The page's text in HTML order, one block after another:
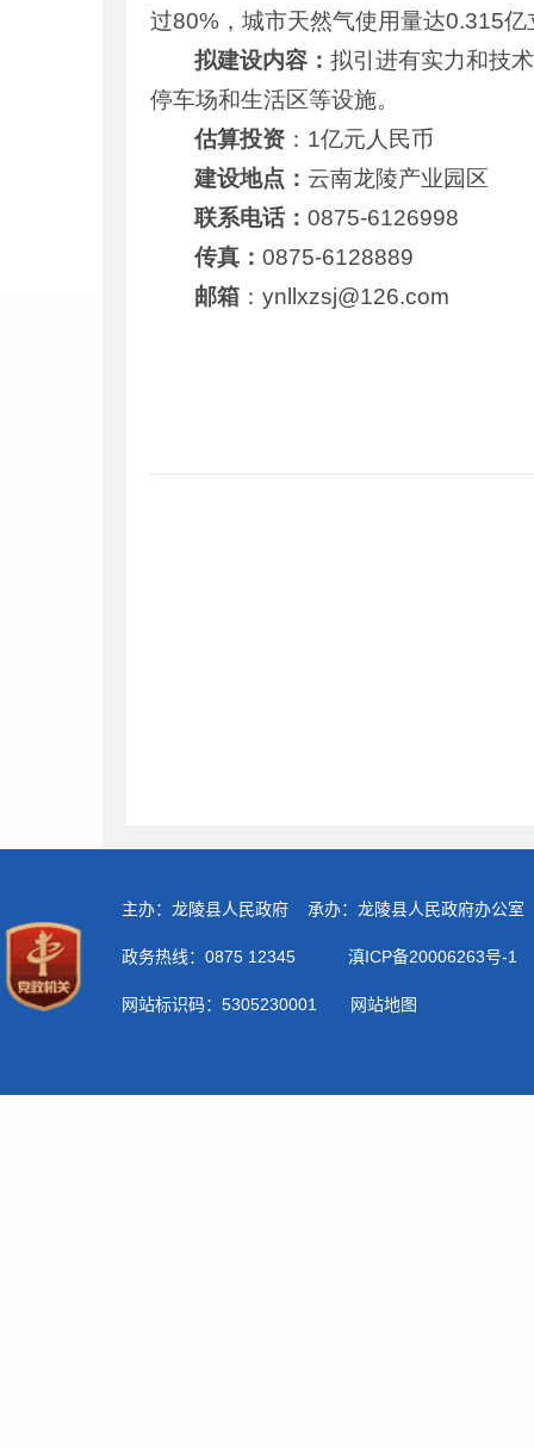
过80%，城市天然气使用量达0.315
拟建设内容：拟引进有实力和技
停车场和生活区等设施。
估算投资 ：1亿元人民币
建设地点： 云南龙陵产业园区
联系电话：0875-6126998
传真：0875-6128889
邮箱 ：ynllxzsj@126.com